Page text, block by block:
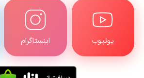
یوتیوب اینستاگرام